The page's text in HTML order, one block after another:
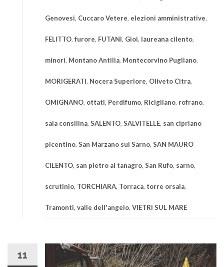
Genovesi, Cuccaro Vetere, elezioni amministrative,
FELITTO, furore, FUTANI, Gioi, laureana cilento,
minori, Montano Antilia, Montecorvino Pugliano,
MORIGERATI, Nocera Superiore, Oliveto Citra,
OMIGNANO, ottati, Perdifumo, Ricigliano, rofrano,
sala consilina, SALENTO, SALVITELLE, san cipriano
picentino, San Marzano sul Sarno, SAN MAURO
CILENTO, san pietro al tanagro, San Rufo, sarno,
scrutinio, TORCHIARA, Torraca, torre orsaia,
Tramonti, valle dell'angelo, VIETRI SUL MARE
11